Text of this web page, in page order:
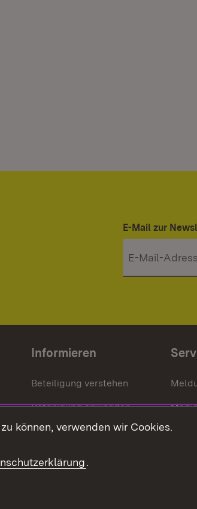
E-Mail zur
Informieren
Beteiligung verstehen
Beteiligung anwenden
Beteiligung stärken
können, verwenden wir Cookies.
.